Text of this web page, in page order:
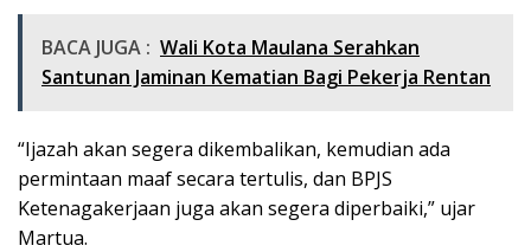
BACA JUGA : Wali Kota Maulana Serahkan
Santunan Jaminan Kematian Bagi Pekerja Rentan
“Ijazah akan segera dikembalikan, kemudian ada
permintaan maaf secara tertulis, dan BPJS
Ketenagakerjaan juga akan segera diperbaiki,” ujar
Martua.